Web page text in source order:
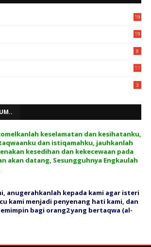
19
19
8
11
3
keselamatan dan kesihatanku,
dan istiqamahku, jauhkanlah
kesedihan dan kekecewaan pada
akan datang, Sesungguhnya Engkaulah
anugerahkanlah kepada kami agar isteri
kami menjadi penyenang hati kami, dan
bagi orang2 yang bertaqwa (al-